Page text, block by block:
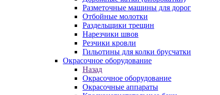
Разметочные машины для дорог
Отбойные молотки
Раздельщики трещин
Нарезчики швов
Резчики кровли
Гильотины для колки брусчатки
Окрасочное оборудование
Назад
Окрасочное оборудование
Окрасочные аппараты